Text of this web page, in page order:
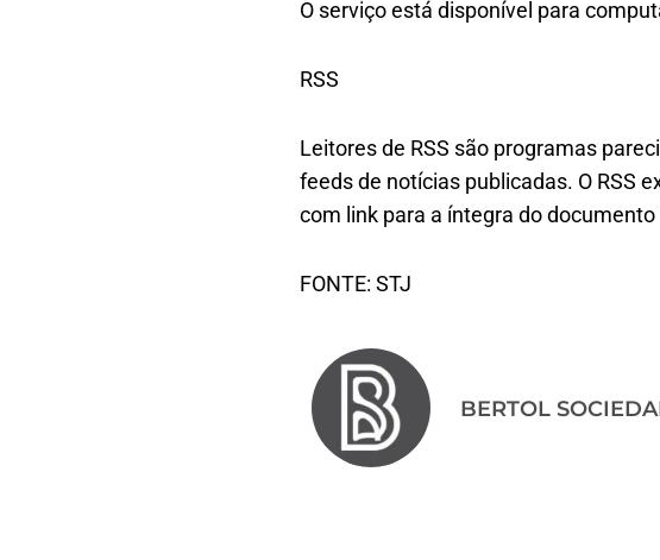
O serviço está disponível para
RSS
Leitores de RSS são programas
feeds de notícias publicadas. O RSS
com link para a íntegra do
FONTE: STJ
BERTOL